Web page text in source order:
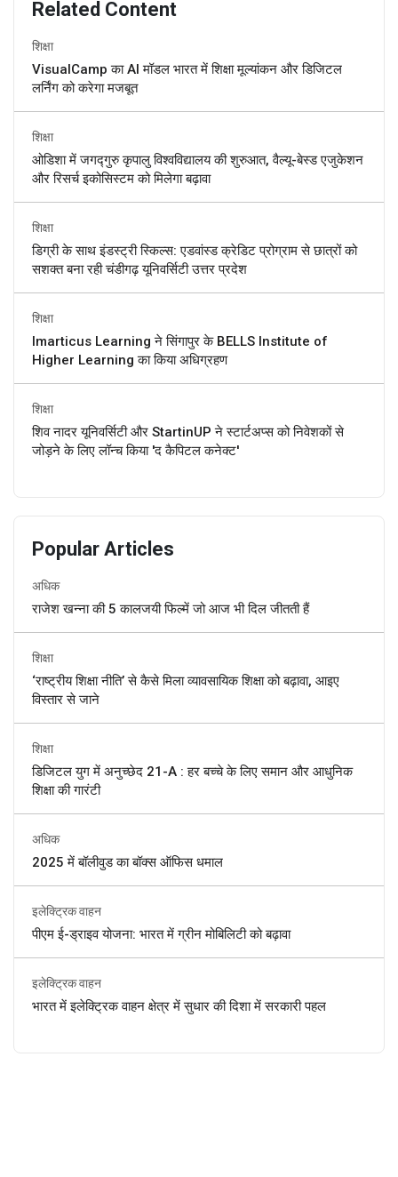
Related Content
शिक्षा
VisualCamp का AI मॉडल भारत में शिक्षा मूल्यांकन और डिजिटल
लर्निंग को करेगा मजबूत
शिक्षा
ओडिशा में जगद्गुरु कृपालु विश्वविद्यालय की शुरुआत, वैल्यू-बेस्ड एजुकेशन
और रिसर्च इकोसिस्टम को मिलेगा बढ़ावा
शिक्षा
डिग्री के साथ इंडस्ट्री स्किल्स: एडवांस्ड क्रेडिट प्रोग्राम से छात्रों को
सशक्त बना रही चंडीगढ़ यूनिवर्सिटी उत्तर प्रदेश
शिक्षा
Imarticus Learning ने सिंगापुर के BELLS Institute of
Higher Learning का किया अधिग्रहण
शिक्षा
शिव नादर यूनिवर्सिटी और StartinUP ने स्टार्टअप्स को निवेशकों से
जोड़ने के लिए लॉन्च किया 'द कैपिटल कनेक्ट'
Popular Articles
अधिक
राजेश खन्ना की 5 कालजयी फिल्में जो आज भी दिल जीतती हैं
शिक्षा
‘राष्ट्रीय शिक्षा नीति’ से कैसे मिला व्यावसायिक शिक्षा को बढ़ावा, आइए
विस्तार से जाने
शिक्षा
डिजिटल युग में अनुच्छेद 21-A : हर बच्चे के लिए समान और आधुनिक
शिक्षा की गारंटी
अधिक
2025 में बॉलीवुड का बॉक्स ऑफिस धमाल
इलेक्ट्रिक वाहन
पीएम ई-ड्राइव योजना: भारत में ग्रीन मोबिलिटी को बढ़ावा
इलेक्ट्रिक वाहन
भारत में इलेक्ट्रिक वाहन क्षेत्र में सुधार की दिशा में सरकारी पहल